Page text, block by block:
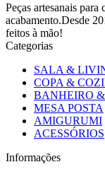
Peças artesanais
acabamento.Desde
feitos à mão!
Categorias
SALA &
COPA &
BANHEIRO
MESA POSTA
AMIGURUMI
ACESSÓRIOS
Informações